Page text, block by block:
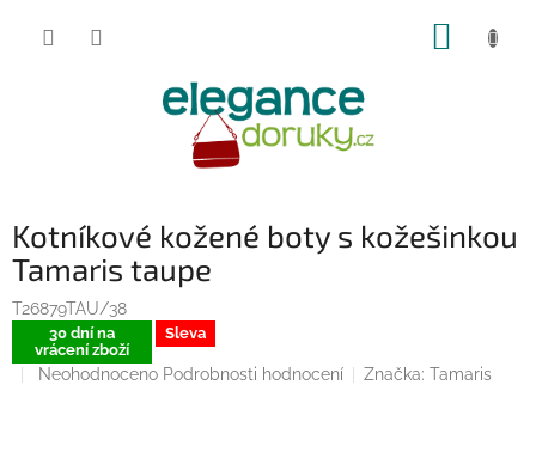
Kotníkové kožené boty s kožešinkou
Tamaris taupe
T26879TAU/38
30 dní na
vrácení zboží
Sleva
Průměrné
Neohodnoceno Podrobnosti hodnocení Značka:Tamaris